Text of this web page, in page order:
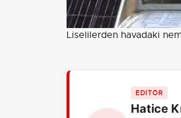
Liselilerden havadaki
EDİTÖR
Hatice